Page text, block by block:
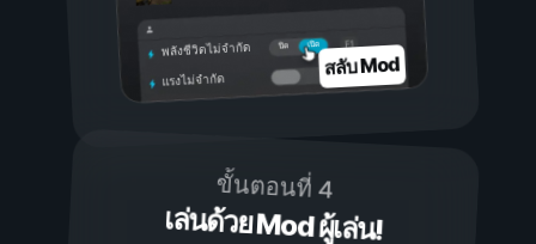
เปิด
ปิด
พลังชีวิตไม่จำกัด
แรงไม่จำกัด สลับ Mod
ขั้นตอนที่ 4
เล่นด้วย Mod ผู้เล่น!